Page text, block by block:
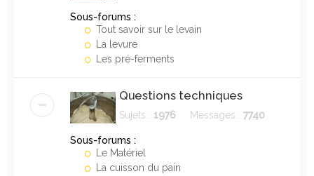
Sous-forums :
Tout savoir sur le levain
La levure
Les pré-ferments
Questions techniques
Sujets : 1976 Messages : 7740
Sous-forums :
Le Matériel
La cuisson du pain